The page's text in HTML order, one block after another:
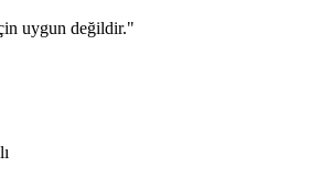
uygun değildir."